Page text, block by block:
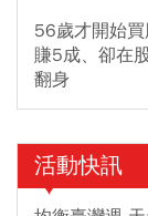
56歲才開始
賺5成、卻在
翻身
活動快訊